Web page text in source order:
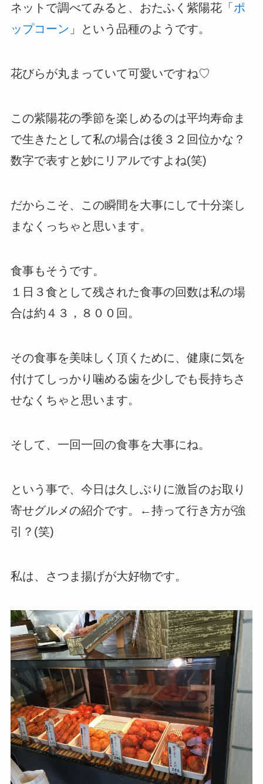
ネットで調べてみると、おたふく紫陽花「ポ
ップコーン 」という品種のようです。
花びらが丸まっていて可愛いですね♡
この紫陽花の季節を楽しめるのは平均寿命ま
で生きたとして私の場合は後３２回位かな？
数字で表すと妙にリアルですよね(笑)
だからこそ、この瞬間を大事にして十分楽し
まなくっちゃと思います。
食事もそうです。
１日３食として残された食事の回数は私の場
合は約４３，８００回。
その食事を美味しく頂くために、健康に気を
付けてしっかり噛める歯を少しでも長持ちさ
せなくちゃと思います。
そして、一回一回の食事を大事にね。
という事で、今日は久しぶりに激旨のお取り
寄せグルメの紹介です。←持って行き方が強
引？(笑)
私は、さつま揚げが大好物です。